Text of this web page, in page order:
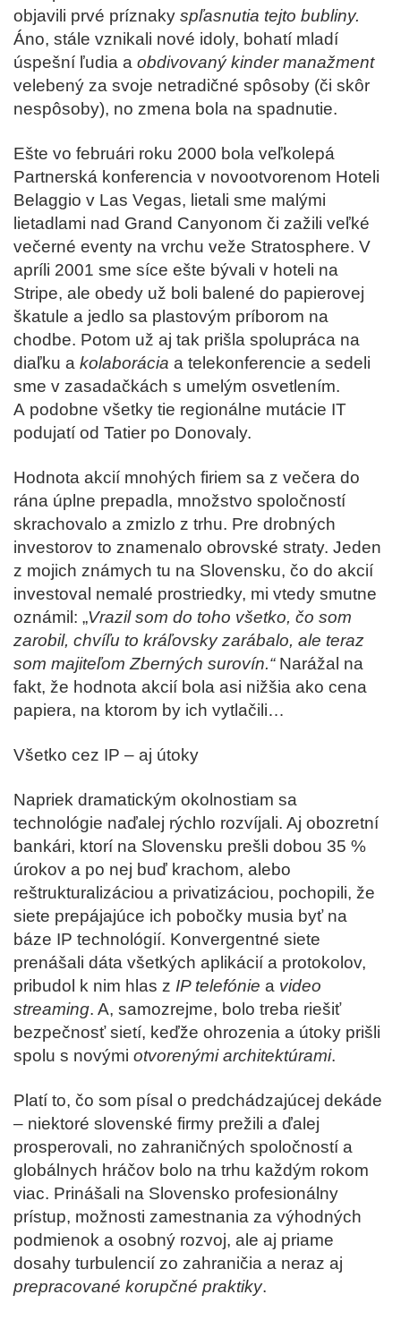
objavili prvé príznaky spľasnutia tejto bubliny.
Áno, stále vznikali nové idoly, bohatí mladí
úspešní ľudia a obdivovaný kinder manažment
velebený za svoje netradičné spôsoby (či skôr
nespôsoby), no zmena bola na spadnutie.
Ešte vo februári roku 2000 bola veľkolepá
Partnerská konferencia v novootvorenom Hoteli
Belaggio v Las Vegas, lietali sme malými
lietadlami nad Grand Canyonom či zažili veľké
večerné eventy na vrchu veže Stratosphere. V
apríli 2001 sme síce ešte bývali v hoteli na
Stripe, ale obedy už boli balené do papierovej
škatule a jedlo sa plastovým príborom na
chodbe. Potom už aj tak prišla spolupráca na
diaľku a kolaborácia a telekonferencie a sedeli
sme v zasadačkách s umelým osvetlením.
A podobne všetky tie regionálne mutácie IT
podujatí od Tatier po Donovaly.
Hodnota akcií mnohých firiem sa z večera do
rána úplne prepadla, množstvo spoločností
skrachovalo a zmizlo z trhu. Pre drobných
investorov to znamenalo obrovské straty. Jeden
z mojich známych tu na Slovensku, čo do akcií
investoval nemalé prostriedky, mi vtedy smutne
oznámil: „Vrazil som do toho všetko, čo som
zarobil, chvíľu to kráľovsky zarábalo, ale teraz
som majiteľom Zberných surovín.“ Narážal na
fakt, že hodnota akcií bola asi nižšia ako cena
papiera, na ktorom by ich vytlačili…
Všetko cez IP – aj útoky
Napriek dramatickým okolnostiam sa
technológie naďalej rýchlo rozvíjali. Aj obozretní
bankári, ktorí na Slovensku prešli dobou 35 %
úrokov a po nej buď krachom, alebo
reštrukturalizáciou a privatizáciou, pochopili, že
siete prepájajúce ich pobočky musia byť na
báze IP technológií. Konvergentné siete
prenášali dáta všetkých aplikácií a protokolov,
pribudol k nim hlas z IP telefónie a video
streaming. A, samozrejme, bolo treba riešiť
bezpečnosť sietí, keďže ohrozenia a útoky prišli
spolu s novými otvorenými architektúrami.
Platí to, čo som písal o predchádzajúcej dekáde
– niektoré slovenské firmy prežili a ďalej
prosperovali, no zahraničných spoločností a
globálnych hráčov bolo na trhu každým rokom
viac. Prinášali na Slovensko profesionálny
prístup, možnosti zamestnania za výhodných
podmienok a osobný rozvoj, ale aj priame
dosahy turbulencií zo zahraničia a neraz aj
prepracované korupčné praktiky.